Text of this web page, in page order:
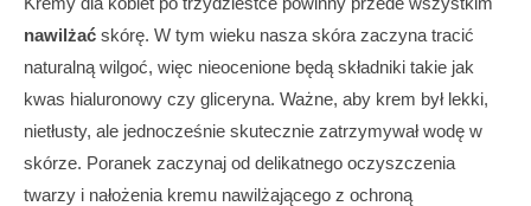
nawilżać skórę. W tym wieku nasza skóra zaczyna tracić
naturalną wilgoć, więc nieocenione będą składniki takie jak
kwas hialuronowy czy gliceryna. Ważne, aby krem był lekki,
nietłusty, ale jednocześnie skutecznie zatrzymywał wodę w
skórze. Poranek zaczynaj od delikatnego oczyszczenia
twarzy i nałożenia kremu nawilżającego z ochroną